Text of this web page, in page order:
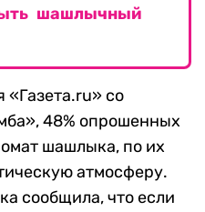
шашлычный
«Газета.ru» со
48% опрошенных
шашлыка, по их
атмосферу.
сообщила, что если